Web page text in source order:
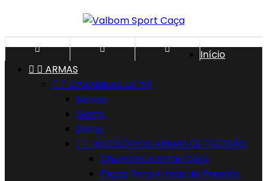
  
Início
  ARMAS
  CARABINAS DE AR
Norica
Gamo
Diana
  ACESSÓRIOS ARMAS DE PRESSÃO
Chumbos e Setas Caça
Peças Para Armas de Pressão